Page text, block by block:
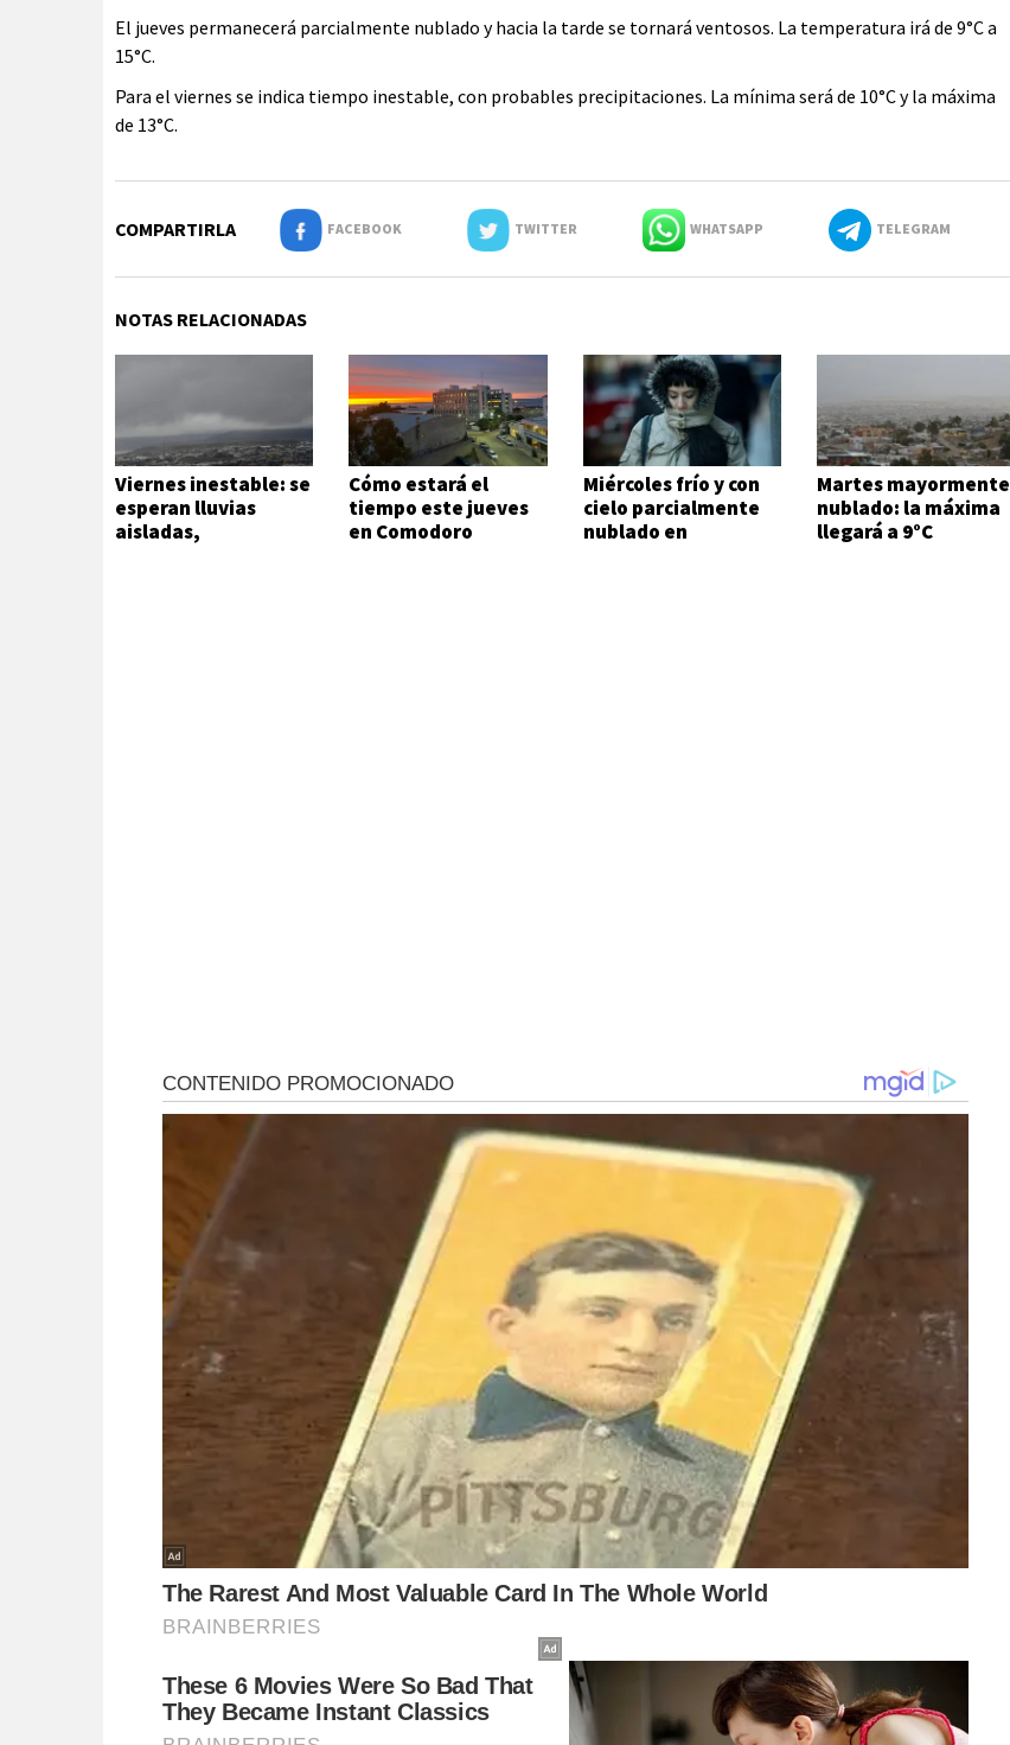
El jueves permanecerá parcialmente nublado y hacia la tarde se tornará ventosos. La temperatura irá de 9°C a
15°C.
Para el viernes se indica tiempo inestable, con probables precipitaciones. La mínima será de 10°C y la máxima
de 13°C.
COMPARTIRLA FACEBOOK TWITTER WHATSAPP TELEGRAM
NOTAS RELACIONADAS
Viernes inestable: se
esperan lluvias
aisladas,
Cómo estará el
tiempo este jueves
en Comodoro
Miércoles frío y con
cielo parcialmente
nublado en
Martes mayormente
nublado: la máxima
llegará a 9°C